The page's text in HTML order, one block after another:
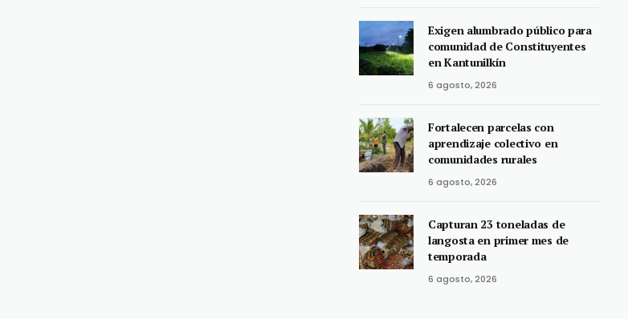
Exigen alumbrado público para
comunidad de Constituyentes
en Kantunilkín
6 agosto, 2026
Fortalecen parcelas con
aprendizaje colectivo en
comunidades rurales
6 agosto, 2026
Capturan 23 toneladas de
langosta en primer mes de
temporada
6 agosto, 2026